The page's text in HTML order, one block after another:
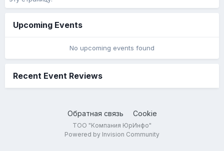
Upcoming Events
No upcoming events found
Recent Event Reviews
Обратная связь Cookie
ТОО "Компания ЮрИнфо"
Powered by Invision Community